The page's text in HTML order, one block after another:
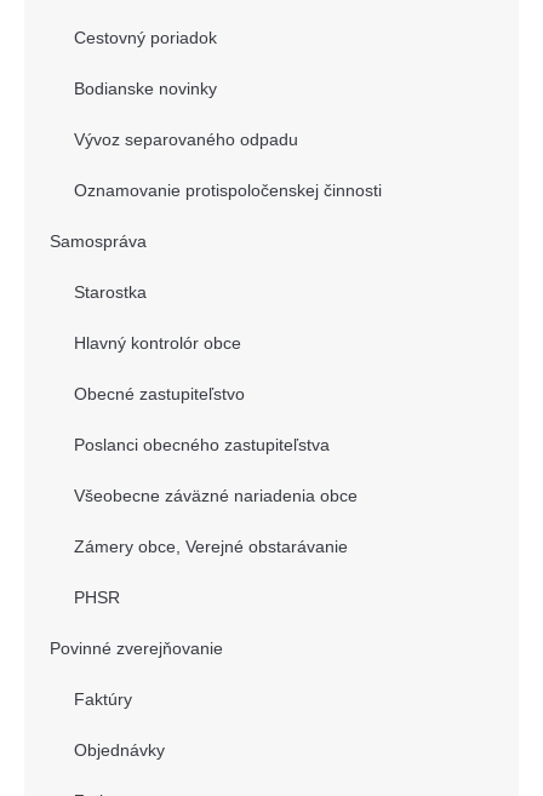
Cestovný poriadok
Bodianske novinky
Vývoz separovaného odpadu
Oznamovanie protispoločenskej činnosti
Samospráva
Starostka
Hlavný kontrolór obce
Obecné zastupiteľstvo
Poslanci obecného zastupiteľstva
Všeobecne záväzné nariadenia obce
Zámery obce, Verejné obstarávanie
PHSR
Povinné zverejňovanie
Faktúry
Objednávky